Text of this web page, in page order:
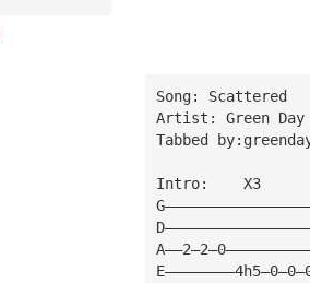
Song: Scattered
Artist: Green Day
Tabbed
Intro:    X3